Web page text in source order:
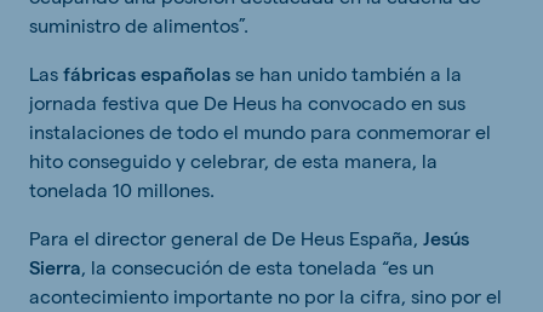
suministro de alimentos”.
Las fábricas españolas se han unido también a la
jornada festiva que De Heus ha convocado en sus
instalaciones de todo el mundo para conmemorar el
hito conseguido y celebrar, de esta manera, la
tonelada 10 millones.
Para el director general de De Heus España, Jesús
Sierra, la consecución de esta tonelada “es un
acontecimiento importante no por la cifra, sino por el